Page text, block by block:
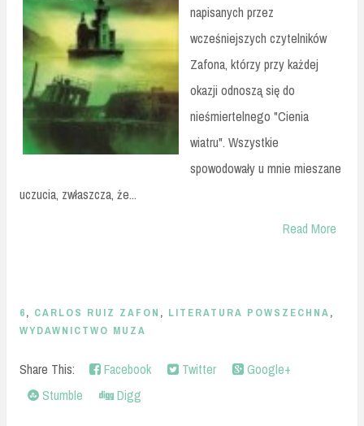
napisanych przez
wcześniejszych czytelników
Zafona, którzy przy każdej
okazji odnoszą się do
nieśmiertelnego "Cienia
wiatru". Wszystkie
spowodowały u mnie mieszane
uczucia, zwłaszcza, że...
Read More
6, CARLOS RUIZ ZAFON , LITERATURA POWSZECHNA,
WYDAWNICTWO MUZA
Share This: Facebook Twitter
Google+
Stumble
Digg